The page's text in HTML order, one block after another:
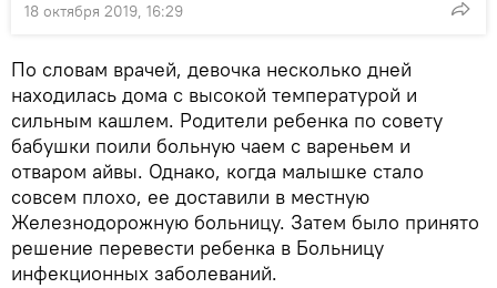
18 октября 2019, 16:29
По словам врачей, девочка несколько дней
находилась дома с высокой температурой и
сильным кашлем. Родители ребенка по совету
бабушки поили больную чаем с вареньем и
отваром айвы. Однако, когда малышке стало
совсем плохо, ее доставили в местную
Железнодорожную больницу. Затем было принято
решение перевести ребенка в Больницу
инфекционных заболеваний.